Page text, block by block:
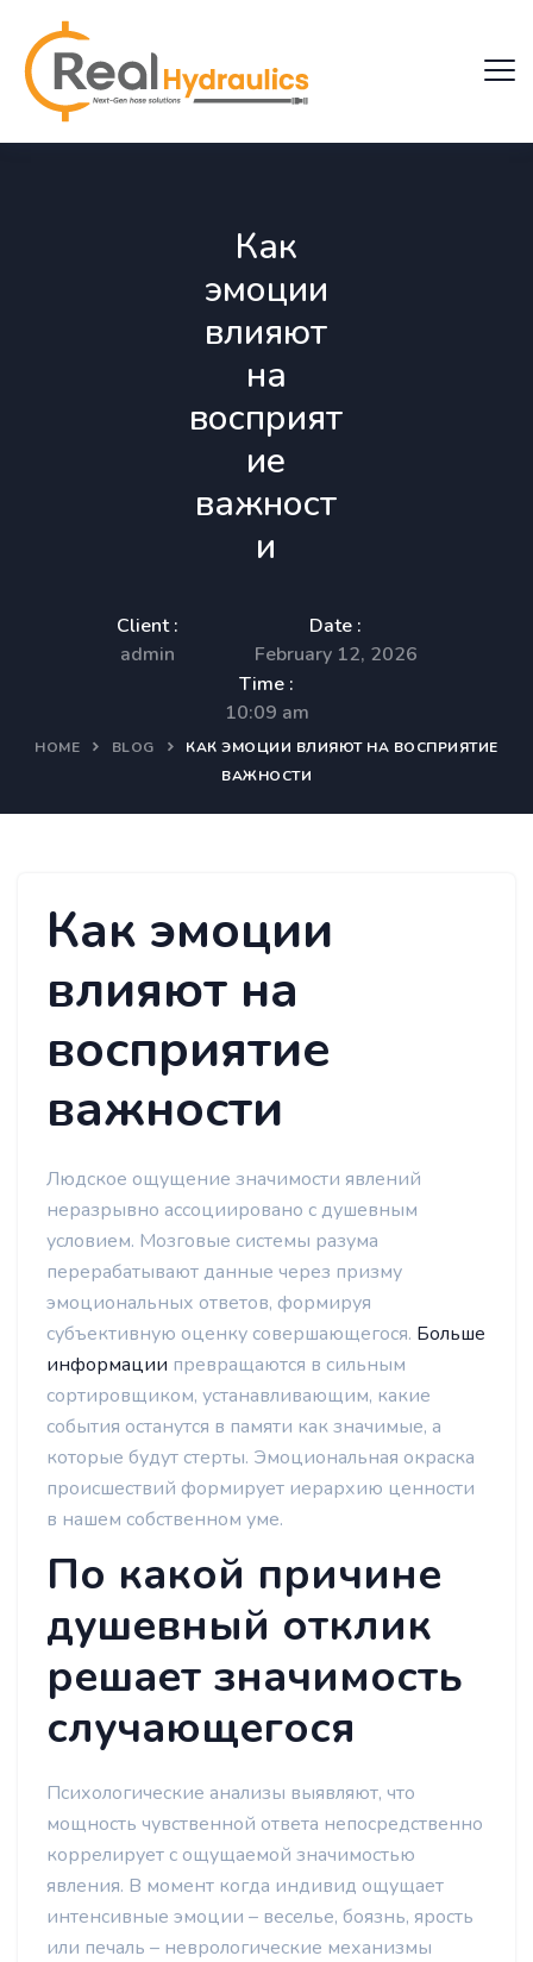
Как
эмоции
влияют
на
восприят
ие
важност
и
Client :
admin
Date :
February 12, 2026
Time :
10:09 am
HOME BLOG
КАК ЭМОЦИИ ВЛИЯЮТ НА ВОСПРИЯТИЕ
ВАЖНОСТИ
Как эмоции
влияют на
восприятие
важности
Людское ощущение значимости явлений
неразрывно ассоциировано с душевным
условием. Мозговые системы разума
перерабатывают данные через призму
эмоциональных ответов, формируя
субъективную оценку совершающегося. Больше
информации превращаются в сильным
сортировщиком, устанавливающим, какие
события останутся в памяти как значимые, а
которые будут стерты. Эмоциональная окраска
происшествий формирует иерархию ценности
в нашем собственном уме.
По какой причине
душевный отклик
решает значимость
случающегося
Психологические анализы выявляют, что
мощность чувственной ответа непосредственно
коррелирует с ощущаемой значимостью
явления. В момент когда индивид ощущает
интенсивные эмоции – веселье, боязнь, ярость
или печаль – неврологические механизмы